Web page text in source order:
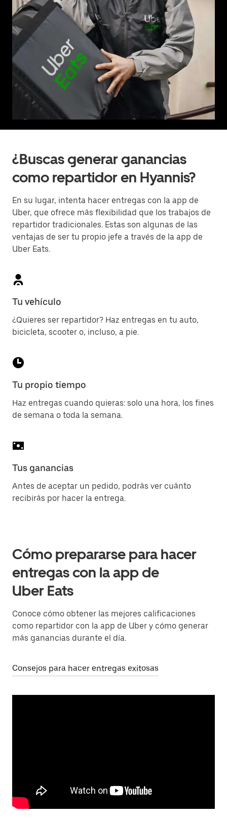
¿Buscas generar ganancias
como repartidor en Hyannis?
En su lugar, intenta hacer entregas con la app de
Uber, que ofrece más flexibilidad que los trabajos de
repartidor tradicionales. Estas son algunas de las
ventajas de ser tu propio jefe a través de la app de
Uber Eats.
Tu vehículo
¿Quieres ser repartidor? Haz entregas en tu auto,
bicicleta, scooter o, incluso, a pie.
Tu propio tiempo
Haz entregas cuando quieras: solo una hora, los fines
de semana o toda la semana.
Tus ganancias
Antes de aceptar un pedido, podrás ver cuánto
recibirás por hacer la entrega.
Cómo prepararse para hacer
entregas con la app de
Uber Eats
Conoce cómo obtener las mejores calificaciones
como repartidor con la app de Uber y cómo generar
más ganancias durante el día.
Consejos para hacer entregas exitosas